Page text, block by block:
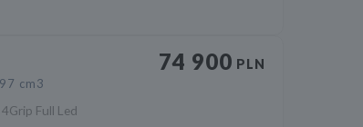
cm3
Full Led
74 900 PLN